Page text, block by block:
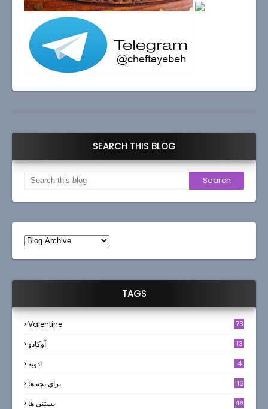
SEARCH THIS BLOG
TAGS
Valentine 73
آوکادو 13
ادويه 4
براي بچه ها 116
بستنی ها 46